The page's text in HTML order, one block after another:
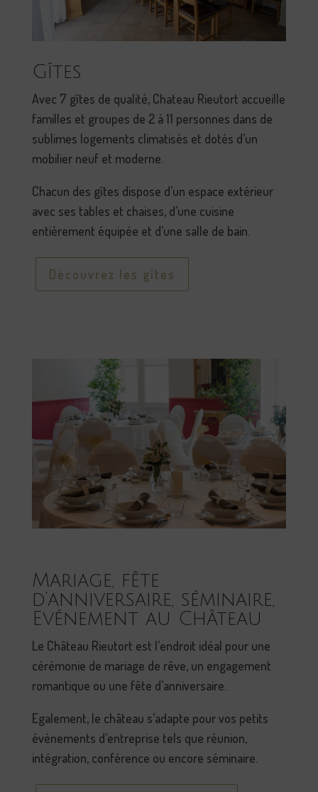
Gîtes
Avec 7 gîtes de qualité, Chateau Rieutort accueille
familles et groupes de 2 à 11 personnes dans de
sublimes logements climatisés et dotés d’un
mobilier neuf et moderne.
Chacun des gîtes dispose d’un espace extérieur
avec ses tables et chaises, d’une cuisine
entièrement équipée et d’une salle de bain.
Découvrez les gîtes
Mariage,
fête
d’anniversaire, séminaire
Evénement au Château
Le Château Rieutort est l’endroit idéal pour une
cérémonie de mariage de rêve, un engagement
romantique ou une fête d’anniversaire.
Egalement, le château s’adapte pour vos petits
événements d’entreprise tels que réunion,
intégration, conférence ou encore séminaire.